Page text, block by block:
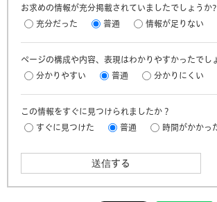
お求めの情報が充分掲載されていましたでしょうか?
充分だった
普通 情報が足りない
ページの構成や内容、表現はわかりやすかったでし
分かりやすい
普通 分かりにくい
この情報をすぐに見つけられましたか？
すぐに見つけた
普通 時間がかかっ